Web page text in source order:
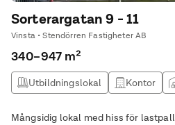
Sorterargatan 9 - 11
Vinsta • Stendörren Fastigheter AB
340–947 m²
Utbildningslokal Kontor
Mångsidig lokal med hiss för lastpall